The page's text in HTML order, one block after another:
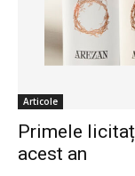
Articole
Primele
acest an